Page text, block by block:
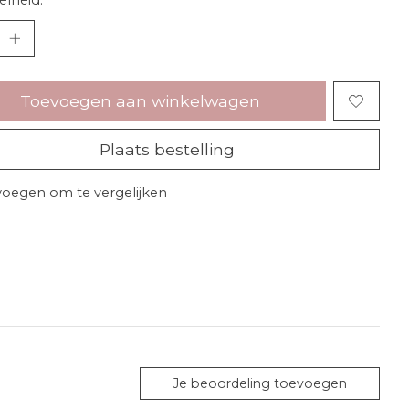
Toevoegen aan winkelwagen
Plaats bestelling
om te vergelijken
Je beoordeling toevoegen